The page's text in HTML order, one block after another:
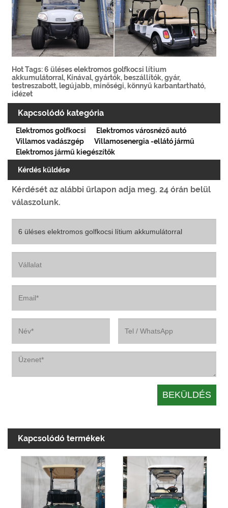
Hot Tags: 6 üléses elektromos golfkocsi lítium
akkumulátorral, Kínával, gyártók, beszállítók, gyár,
testreszabott, legújabb, minőségi, könnyű karbantartható,
idézet
Kapcsolódó kategória
Elektromos golfkocsi
Elektromos városnéző autó
Villamos vadászgép
Villamosenergia -ellátó jármű
Elektromos jármű kiegészítők
Kérdés küldése
Kérdését az alábbi űrlapon adja meg. 24 órán belül
válaszolunk.
Kapcsolódó termékek